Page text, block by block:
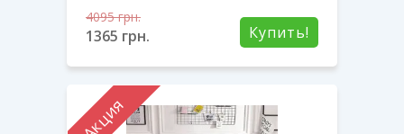
Купить!
4095грн.
1365 грн.
Акция